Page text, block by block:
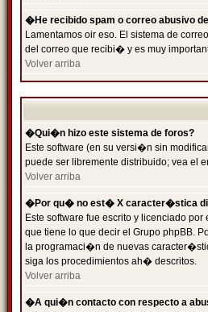
�He recibido spam o correo abusivo
Lamentamos oir eso. El sistema de
del correo que recibi� y es muy
Volver arriba
�Qui�n hizo este sistema de foros?
Este software (en su versi�n sin
puede ser libremente distribuido; vea el
Volver arriba
�Por qu� no est� X caracter�stica
Este software fue escrito y licenciado
que tiene lo que decir el Grupo phpBB.
la programaci�n de nuevas
siga los procedimientos ah� descritos.
Volver arriba
�A qui�n contacto con respecto a